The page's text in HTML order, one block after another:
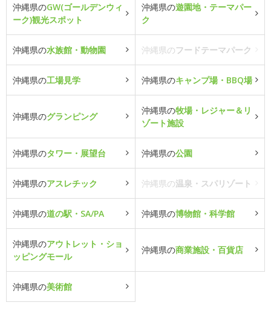
沖縄県のGW(ゴールデンウィ
ーク)観光スポット
沖縄県の遊園地・テーマパー
ク
沖縄県の水族館・動物園 沖縄県のフードテーマパーク
沖縄県の工場見学 沖縄県のキャンプ場・BBQ場
沖縄県のグランピング
沖縄県の牧場・レジャー＆リ
ゾート施設
沖縄県のタワー・展望台 沖縄県の公園
沖縄県のアスレチック 沖縄県の温泉・スパリゾート
沖縄県の道の駅・SA/PA 沖縄県の博物館・科学館
沖縄県のアウトレット・ショ
ッピングモール
沖縄県の商業施設・百貨店
沖縄県の美術館